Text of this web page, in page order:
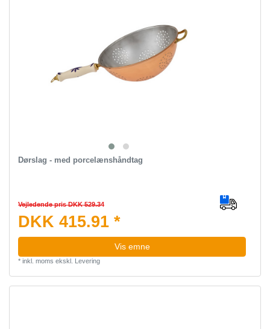
Dørslag - med porcelænshåndtag
Vejledende pris DKK 529.34
DKK 415.91 *
Vis emne
* inkl. moms ekskl. Levering